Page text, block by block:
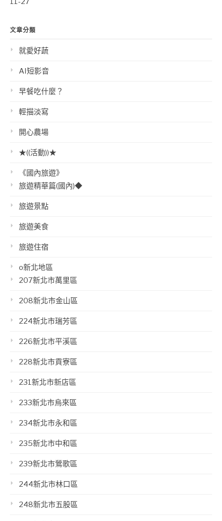
文章分類
就愛好蔬
AI短影音
早餐吃什麼？
輕描淡寫
開心農場
★((活動))★
《國內旅遊》
旅遊精華篇(國內)◆
旅遊景點
旅遊美食
旅遊住宿
o新北地區
207新北市萬里區
208新北市金山區
224新北市瑞芳區
226新北市平溪區
228新北市貢寮區
231新北市新店區
233新北市烏來區
234新北市永和區
235新北市中和區
239新北市鶯歌區
244新北市林口區
248新北市五股區